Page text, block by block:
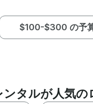
$100-$300 の予
タルが人気の